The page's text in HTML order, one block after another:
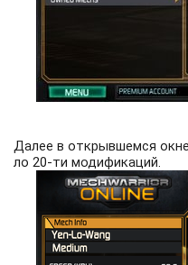
Далее в открывшемся
ло 20-ти модификаций.